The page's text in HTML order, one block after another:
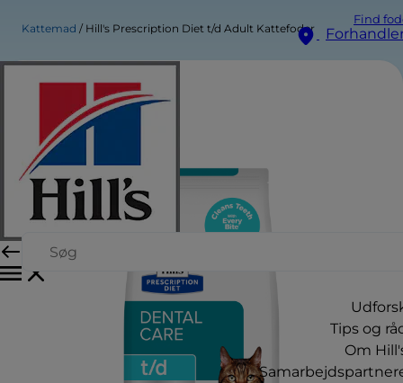
Find
Tips og
Om
Kattemad Hill's Prescription Diet t/d Adult Kattefoder